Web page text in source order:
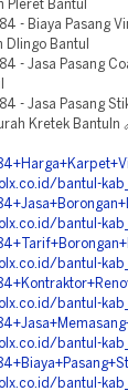
Pleret Bantul
- Biaya Pasang
Dlingo Bantul
- Jasa Pasang
- Jasa Pasang
Kretek Bantuln
bantul-
bantul-
bantul-
bantul-
bantul-
bantul-